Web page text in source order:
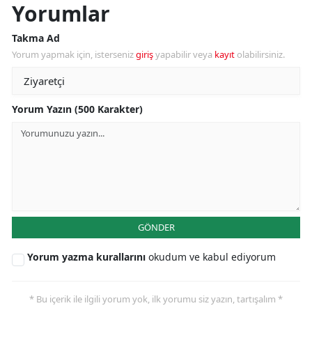
Yorumlar
Takma Ad
Yorum yapmak için, istersenizgirişyapabilir veya kayıt olabilirsiniz.
Yorum Yazın (500 Karakter)
GÖNDER
Yorum yazma kurallarını okudum ve kabul ediyorum
* Bu içerik ile ilgili yorum yok, ilk yorumu siz yazın, tartışalım *